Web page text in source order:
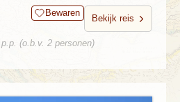
Bewaren
Bekijk reis
(o.b.v. 2 personen)